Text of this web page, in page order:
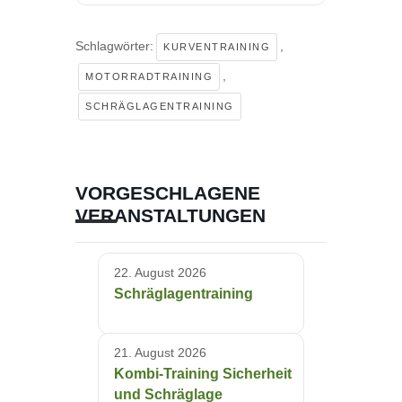
Schlagwörter: KURVENTRAINING ,
MOTORRADTRAINING ,
SCHRÄGLAGENTRAINING
VORGESCHLAGENE
VERANSTALTUNGEN
22. August 2026
Schräglagentraining
21. August 2026
Kombi-Training Sicherheit
und Schräglage